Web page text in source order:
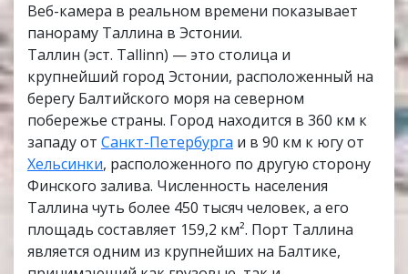
Веб-камера в реальном времени показывает
панораму Таллина в Эстонии.
Таллин (эст. Tallinn) — это столица и
крупнейший город Эстонии, расположенный на
берегу Балтийского моря на северном
побережье страны. Город находится в 360 км к
западу от Санкт-Петербурга и в 90 км к югу от
Хельсинки, расположенного по другую сторону
Финского залива. Численность населения
Таллина чуть более 450 тысяч человек, а его
площадь составляет 159,2 км². Порт Таллина
является одним из крупнейших на Балтике,